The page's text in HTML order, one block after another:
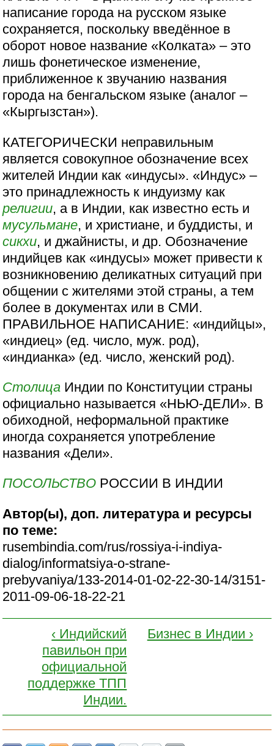
написание города на русском языке
сохраняется, поскольку введённое в
оборот новое название «Колката» – это
лишь фонетическое изменение,
приближенное к звучанию названия
города на бенгальском языке (аналог –
«Кыргызстан»).
КАТЕГОРИЧЕСКИ неправильным
является совокупное обозначение всех
жителей Индии как «индусы». «Индус» –
это принадлежность к индуизму как
религии, а в Индии, как известно есть и
мусульмане, и христиане, и буддисты, и
сикхи, и джайнисты, и др. Обозначение
индийцев как «индусы» может привести к
возникновению деликатных ситуаций при
общении с жителями этой страны, а тем
более в документах или в СМИ.
ПРАВИЛЬНОЕ НАПИСАНИЕ: «индийцы»,
«индиец» (ед. число, муж. род),
«индианка» (ед. число, женский род).
Столица Индии по Конституции страны
официально называется «НЬЮ-ДЕЛИ». В
обиходной, неформальной практике
иногда сохраняется употребление
названия «Дели».
ПОСОЛЬСТВО РОССИИ В ИНДИИ
Автор(ы), доп. литература и ресурсы
по теме:
rusembindia.com/rus/rossiya-i-indiya-
dialog/informatsiya-o-strane-
prebyvaniya/133-2014-01-02-22-30-14/3151-
2011-09-06-18-22-21
‹ Индийский
павильон при
официальной
поддержке ТПП
Индии.
Бизнес в Индии ›